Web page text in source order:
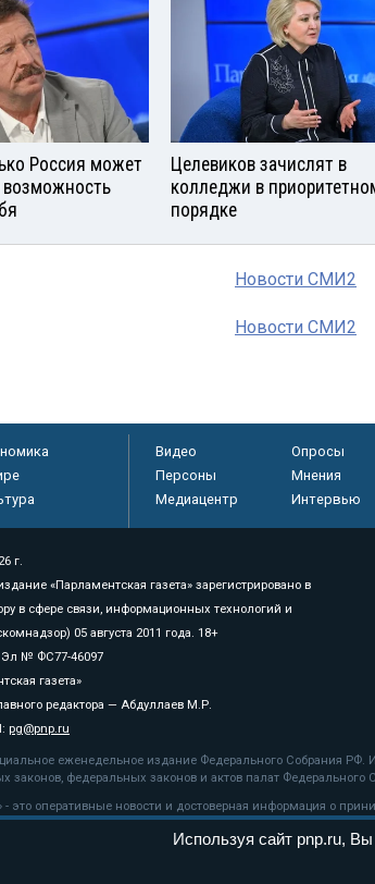
Россия может
Целевиков зачислят в
колледжи в
порядке
Новости СМИ2
Новости СМИ2
Видео Опросы
Персоны
Мнения
Медиацентр
Интервью
г.
«Парламентская газета» зарегистрировано в
в сфере связи, информационных технологий и
05 августа 2011 года. 18+
Эл № ФС77-46097
газета»
редактора — Абдуллаев М.Р.
pg@pnp.ru
еженедельное издание Федерального Собрания
законов, федеральных законов и актов палат Федерального
- это оперативные новости и достоверная информация о
ссылка на pnp.ru обязательна.
рекомендательные технологии
Используя сайт pnp.ru,